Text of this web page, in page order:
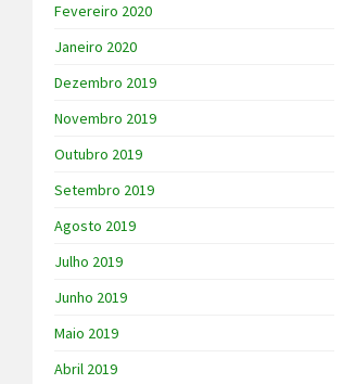
Fevereiro 2020
Janeiro 2020
Dezembro 2019
Novembro 2019
Outubro 2019
Setembro 2019
Agosto 2019
Julho 2019
Junho 2019
Maio 2019
Abril 2019